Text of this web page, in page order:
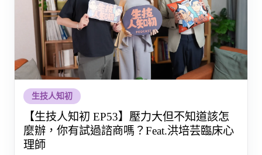
生技人知初
【生技人知初 EP53】壓力大但不知道該怎
麼辦，你有試過諮商嗎？Feat.洪培芸臨床心
理師